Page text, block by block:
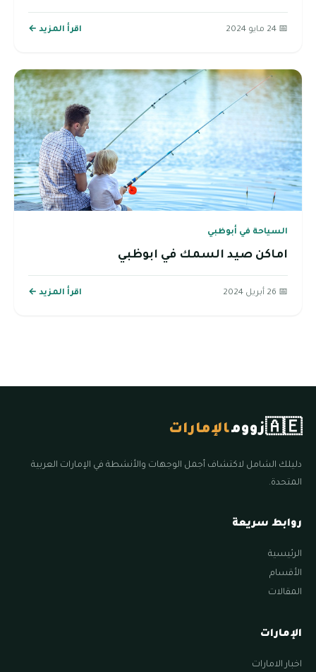
📅 24 مايو 2024 اقرأ المزيد ←
السياحة في أبوظبي
اماكن صيد السمك في ابوظبي
📅 26 أبريل 2024 اقرأ المزيد ←
🇦🇪زوومالإمارات
دليلك الشامل لاكتشاف أجمل الوجهات والأنشطة في الإمارات العربية
المتحدة.
روابط سريعة
الرئيسية
الأقسام
المقالات
الإمارات
اخبار الامارات